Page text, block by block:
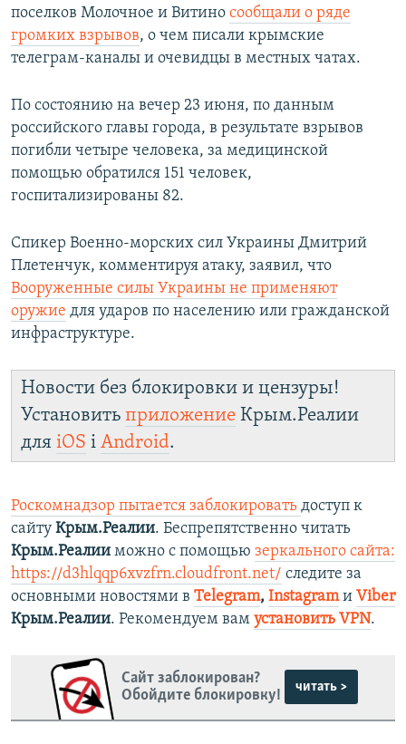
поселков Молочное и Витино сообщали о ряде
громких взрывов, о чем писали крымские
телеграм-каналы и очевидцы в местных чатах.
По состоянию на вечер 23 июня, по данным
российского главы города, в результате взрывов
погибли четыре человека, за медицинской
помощью обратился 151 человек,
госпитализированы 82.
Спикер Военно-морских сил Украины Дмитрий
Плетенчук, комментируя атаку, заявил, что
Вооруженные силы Украины не применяют
оружие для ударов по населению или гражданской
инфраструктуре.
Новости без блокировки и цензуры!
Установить приложение Крым.Реалии
для iOS і Android.
Роскомнадзор пытается заблокировать доступ к
сайту Крым.Реалии. Беспрепятственно читать
Крым.Реалии можно с помощью зеркального сайта:
https://d3hlqqp6xvzfrn.cloudfront.net/ следите за
основными новостями в Telegram, Instagramи Viber
Крым.Реалии. Рекомендуем вам установить VPN.
Сайт заблокирован?
Обойдите блокировку!
читать >